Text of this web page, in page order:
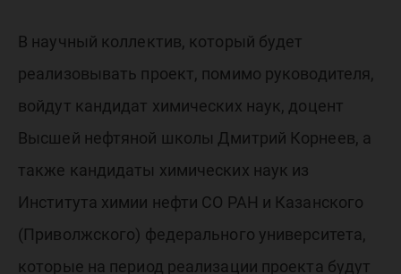
В научный коллектив, который будет
реализовывать проект, помимо руководителя,
войдут кандидат химических наук, доцент
Высшей нефтяной школы Дмитрий Корнеев, а
также кандидаты химических наук из
Института химии нефти СО РАН и Казанского
(Приволжского) федерального университета,
которые на период реализации проекта будут